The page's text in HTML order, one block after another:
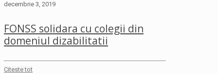
decembrie 3, 2019
FONSS solidara cu colegii din
domeniul dizabilitatii
Citeste tot